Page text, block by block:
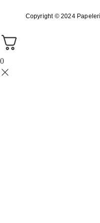
Copyright © 2024
0